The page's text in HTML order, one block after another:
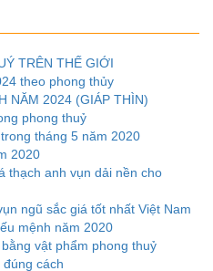
TRÊN THẾ GIỚI
theo phong thủy
NĂM 2024 (GIÁP THÌN)
phong thuỷ
tháng 5 năm 2020
2020
thạch anh vụn dải nền cho
ngũ sắc giá tốt nhất Việt Nam
mệnh năm 2020
vật phẩm phong thuỷ
cách